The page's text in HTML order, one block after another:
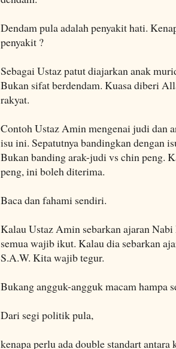
Dendam pula adalah penyakit hati.
penyakit ?
Sebagai Ustaz patut diajarkan anak
Bukan sifat berdendam. Kuasa diberi
rakyat.
Contoh Ustaz Amin mengenai judi dan
isu ini. Sepatutnya bandingkan dengan
Bukan banding arak-judi vs chin peng.
peng, ini boleh diterima.
Baca dan fahami sendiri.
Kalau Ustaz Amin sebarkan ajaran
semua wajib ikut. Kalau dia sebarkan
S.A.W. Kita wajib tegur.
Bukang angguk-angguk macam hampa
Dari segi politik pula,
kenapa perlu ada double standart